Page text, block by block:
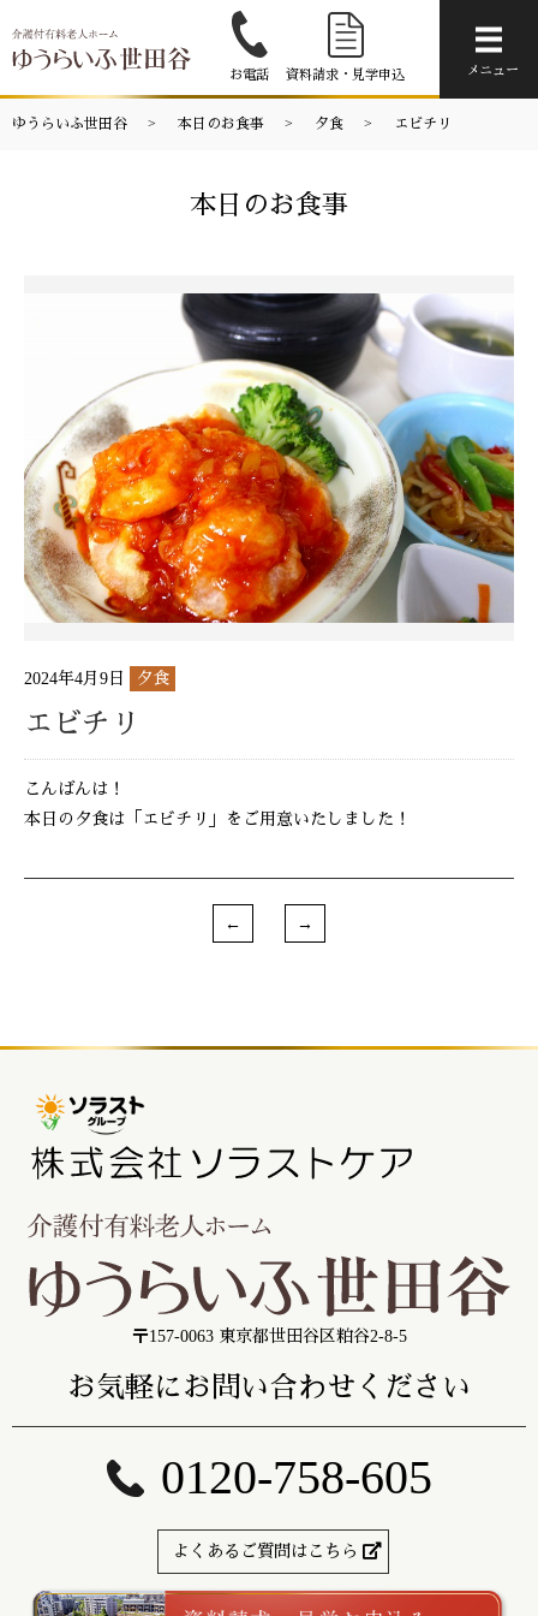
お電話 資料請求・見学申込 メニュー
ゆうらいふ世田谷 本日のお食事 夕食 エビチリ
本日のお食事
2024年4月9日 夕食
エビチリ
こんばんは！
本日の夕食は「エビチリ」をご用意いたしました！
〒157-0063 東京都世田谷区粕谷2-8-5
お気軽にお問い合わせください
0120-758-605
よくあるご質問はこちら